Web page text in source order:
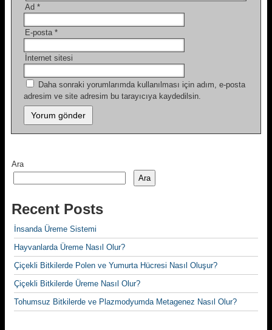
Ad *
E-posta *
İnternet sitesi
Daha sonraki yorumlarımda kullanılması için adım, e-posta
adresim ve site adresim bu tarayıcıya kaydedilsin.
Ara
Ara
Recent Posts
İnsanda Üreme Sistemi
Hayvanlarda Üreme Nasıl Olur?
Çiçekli Bitkilerde Polen ve Yumurta Hücresi Nasıl Oluşur?
Çiçekli Bitkilerde Üreme Nasıl Olur?
Tohumsuz Bitkilerde ve Plazmodyumda Metagenez Nasıl Olur?